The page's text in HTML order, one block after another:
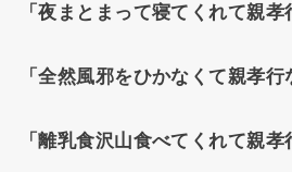
「夜まとまって寝てくれて親孝
「全然風邪をひかなくて親孝行
「離乳食沢山食べてくれて親孝